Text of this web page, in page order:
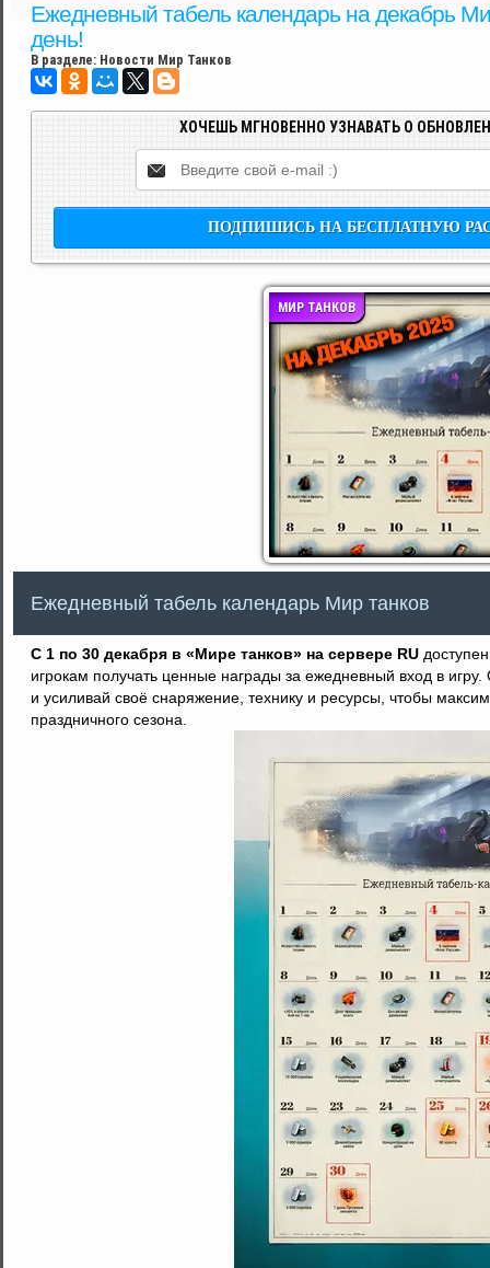
Ежедневный табель календарь на декабрь
день!
В разделе: Новости Мир Танков
ХОЧЕШЬ МГНОВЕННО УЗНАВАТЬ О
МИР ТАНКОВ
Ежедневный табель календарь Мир танков
С 1 по 30 декабря в «Мире танков» на сервере RU
игрокам получать ценные награды за ежедневный вход в
и усиливай своё снаряжение, технику и ресурсы, чтобы
праздничного сезона.